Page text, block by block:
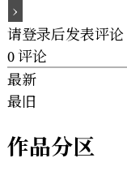
请登录后发表评论
0评论
最新
最旧
作品分区